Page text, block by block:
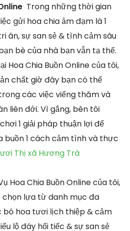
Trong những thời gian
gửi hoa chia ảm đạm là 1
ân, sự san sẻ & tình cảm sâu
bè của nhà bạn vẫn tạ thế.
Hoa Chia Buồn Online của tôi,
chất giờ đây bạn có thể
các việc viếng thăm và
liên đới. Vì gắng, bên tôi
1 giải pháp thuận lợi để
buồn 1 cách cảm tình và thực
Thị xã Hương Trà
Hoa Chia Buồn Online của tôi,
lựa từ danh mục đa
bó hoa tươi lịch thiệp & cảm
lộ đáy hối tiếc & sự san sẻ